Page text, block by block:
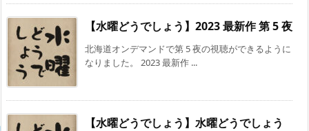
【水曜どうでしょう】2023 最新作 第 5 夜
北海道オンデマンドで第 5 夜の視聴ができるように
なりました。 2023 最新作 ...
【水曜どうでしょう】水曜どうでしょう